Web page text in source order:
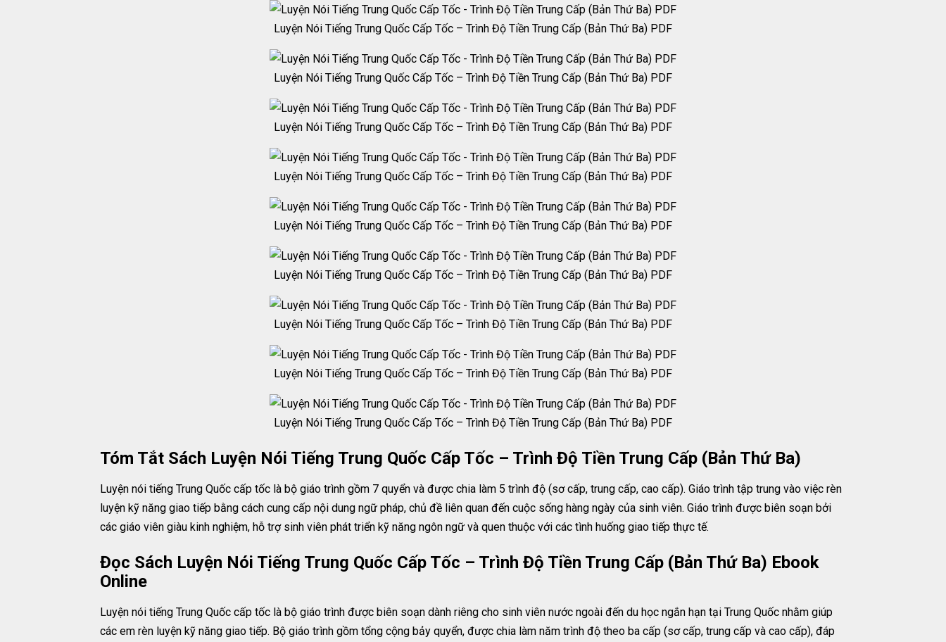
Luyện Nói Tiếng Trung Quốc Cấp Tốc – Trình Độ Tiền Trung Cấp (Bản Thứ Ba) PDF
Luyện Nói Tiếng Trung Quốc Cấp Tốc – Trình Độ Tiền Trung Cấp (Bản Thứ Ba) PDF
Luyện Nói Tiếng Trung Quốc Cấp Tốc – Trình Độ Tiền Trung Cấp (Bản Thứ Ba) PDF
Luyện Nói Tiếng Trung Quốc Cấp Tốc – Trình Độ Tiền Trung Cấp (Bản Thứ Ba) PDF
Luyện Nói Tiếng Trung Quốc Cấp Tốc – Trình Độ Tiền Trung Cấp (Bản Thứ Ba) PDF
Luyện Nói Tiếng Trung Quốc Cấp Tốc – Trình Độ Tiền Trung Cấp (Bản Thứ Ba) PDF
Luyện Nói Tiếng Trung Quốc Cấp Tốc – Trình Độ Tiền Trung Cấp (Bản Thứ Ba) PDF
Luyện Nói Tiếng Trung Quốc Cấp Tốc – Trình Độ Tiền Trung Cấp (Bản Thứ Ba) PDF
Luyện Nói Tiếng Trung Quốc Cấp Tốc – Trình Độ Tiền Trung Cấp (Bản Thứ Ba) PDF
Tóm Tắt Sách Luyện Nói Tiếng Trung Quốc Cấp Tốc – Trình Độ Tiền Trung Cấp (Bản Thứ Ba)
Luyện nói tiếng Trung Quốc cấp tốc là bộ giáo trình gồm 7 quyển và được chia làm 5 trình độ (sơ cấp, trung cấp, cao cấp). Giáo trình tập trung vào việc rèn
luyện kỹ năng giao tiếp bằng cách cung cấp nội dung ngữ pháp, chủ đề liên quan đến cuộc sống hàng ngày của sinh viên. Giáo trình được biên soạn bởi
các giáo viên giàu kinh nghiệm, hỗ trợ sinh viên phát triển kỹ năng ngôn ngữ và quen thuộc với các tình huống giao tiếp thực tế.
Đọc Sách Luyện Nói Tiếng Trung Quốc Cấp Tốc – Trình Độ Tiền Trung Cấp (Bản Thứ Ba) Ebook
Online
Luyện nói tiếng Trung Quốc cấp tốc là bộ giáo trình được biên soạn dành riêng cho sinh viên nước ngoài đến du học ngắn hạn tại Trung Quốc nhằm giúp
các em rèn luyện kỹ năng giao tiếp. Bộ giáo trình gồm tổng cộng bảy quyển, được chia làm năm trình độ theo ba cấp (sơ cấp, trung cấp và cao cấp), đáp